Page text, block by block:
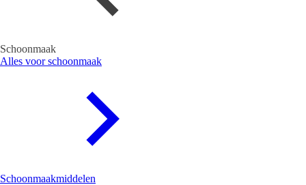
Schoonmaak
Alles voor schoonmaak
Schoonmaakmiddelen